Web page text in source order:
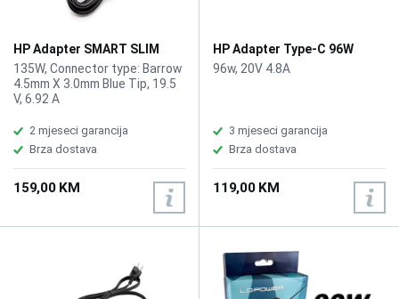
HP Adapter SMART SLIM
135W
135W, Connector type: Barrow
4.5mm X 3.0mm Blue Tip, 19.5
V, 6.92 A
2 mjeseci garancija
Brza dostava
159,00 KM
HP Adapter Type-C 96W
96w, 20V 4.8A
3 mjeseci garancija
Brza dostava
119,00 KM